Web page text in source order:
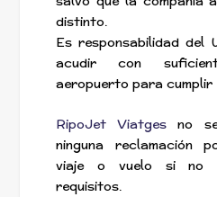
distinto.
Es responsabilidad del
acudir con
aeropuerto para cumplir
RipoJet Viatges no
ninguna reclamación
viaje o vuelo si no
requisitos.